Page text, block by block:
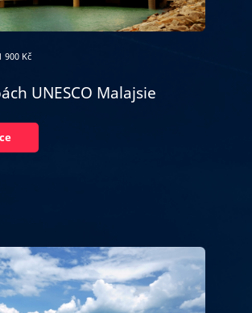
900 Kč
UNESCO Malajsie